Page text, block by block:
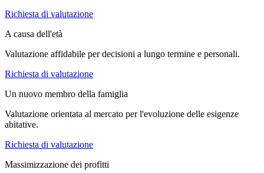
Richiesta di valutazione
A causa dell'età
Valutazione affidabile per decisioni a lungo termine e personali.
Richiesta di valutazione
Un nuovo membro della famiglia
Valutazione orientata al mercato per l'evoluzione delle esigenze
abitative.
Richiesta di valutazione
Massimizzazione dei profitti